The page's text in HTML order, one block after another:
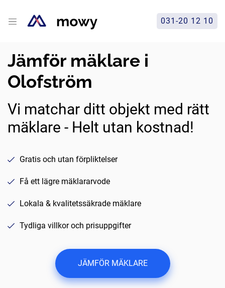
031-20 12 10
Jämför mäklare i
Olofström
Vi matchar ditt objekt med rätt
mäklare - Helt utan kostnad!
Gratis och utan förpliktelser
Få ett lägre mäklararvode
Lokala & kvalitetssäkrade mäklare
Tydliga villkor och prisuppgifter
JÄMFÖR MÄKLARE